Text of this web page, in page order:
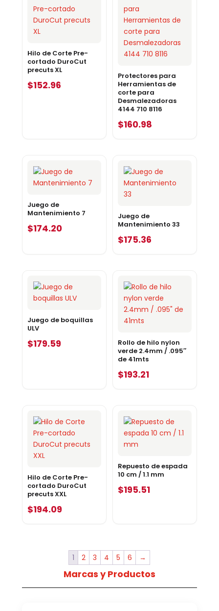
Hilo de Corte Pre-
cortado DuroCut
precuts XL
$152.96
Protectores para
Herramientas de
corte para
Desmalezadoras
4144 710 8116
$160.98
Juego de
Mantenimiento 7
$174.20
Juego de
Mantenimiento 33
$175.36
Juego de boquillas
ULV
$179.59
Rollo de hilo nylon
verde 2.4mm / .095″
de 41mts
$193.21
Hilo de Corte Pre-
cortado DuroCut
precuts XXL
$194.09
Repuesto de espada
10 cm / 1.1 mm
$195.51
1 2 3 4 5 6 →
Marcas y Productos